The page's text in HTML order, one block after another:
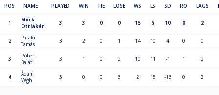
POS NAME PLAYED WIN TIE LOSE WS LS SD RO LAGS
1
Márk
Ottlakán
3 3 0 0 15 5 10 0 2
2
Pataki
Tamás
3 2 0 1 14 10 4 0 0
3
Róbert
Baláti
3 1 0 2 10 11 -1 1 2
4
Ádám
Végh
3 0 0 3 2 15 -13 0 2